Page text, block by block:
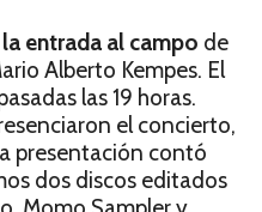
entrada al campo de
Alberto Kempes. El
las 19 horas.
el concierto,
presentación contó
dos discos editados